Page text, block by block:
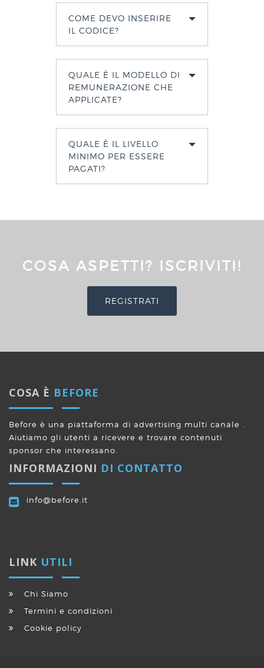
COME DEVO INSERIRE
IL CODICE?
QUALE È IL MODELLO DI
REMUNERAZIONE CHE
APPLICATE?
QUALE È IL LIVELLO
MINIMO PER ESSERE
PAGATI?
COSA ASPETTI? ISCRIVITI!
REGISTRATI
COSA È BEFORE
Before è una piattaforma di advertising multi canale .
Aiutiamo gli utenti a ricevere e trovare contenuti
sponsor che interessano.
INFORMAZIONI DI CONTATTO
info@before.it
LINK UTILI
Chi Siamo
Termini e condizioni
Cookie policy